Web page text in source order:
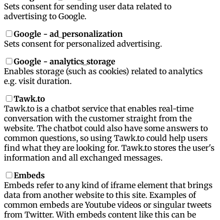
Sets consent for sending user data related to
advertising to Google.
Google - ad_personalization
Sets consent for personalized advertising.
Google - analytics_storage
Enables storage (such as cookies) related to analytics
e.g. visit duration.
Tawk.to
Tawk.to is a chatbot service that enables real-time
conversation with the customer straight from the
website. The chatbot could also have some answers to
common questions, so using Tawk.to could help users
find what they are looking for. Tawk.to stores the user's
information and all exchanged messages.
Embeds
Embeds refer to any kind of iframe element that brings
data from another website to this site. Examples of
common embeds are Youtube videos or singular tweets
from Twitter. With embeds content like this can be